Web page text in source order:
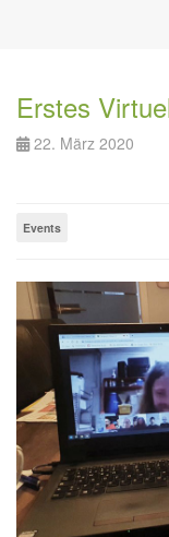
Erstes
22. März 2020
Events